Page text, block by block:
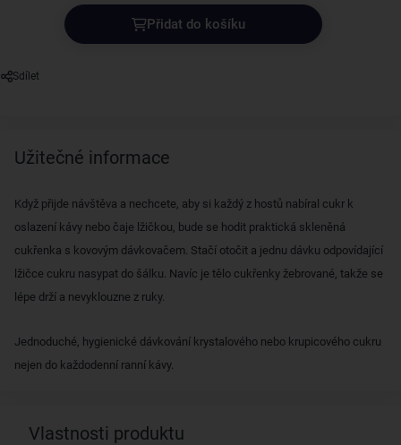
Přidat do košíku
Sdílet
Užitečné informace
Když přijde návštěva a nechcete, aby si každý z hostů nabíral cukr k
oslazení kávy nebo čaje lžičkou, bude se hodit praktická skleněná
cukřenka s kovovým dávkovačem. Stačí otočit a jednu dávku odpovídající
lžičce cukru nasypat do šálku. Navíc je tělo cukřenky žebrované, takže se
lépe drží a nevyklouzne z ruky.
Jednoduché, hygienické dávkování krystalového nebo krupicového cukru
nejen do každodenní ranní kávy.
Vlastnosti produktu